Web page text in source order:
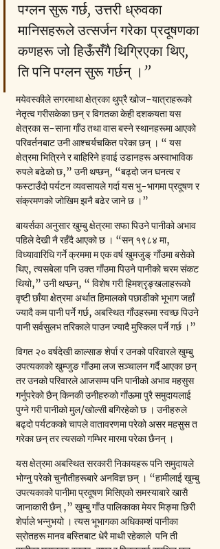
पग्लन सुरू गर्छ, उत्तरी ध्रुवका
मानिसहरूले उत्सर्जन गरेका प्रदूषणका
कणहरू जो हिऊँसँगै थिग्रिएका थिए,
ति पनि पग्लन सुरू गर्छन् ।”
मयेवस्कीले सगरमाथा क्षेत्रका थुप्रै खोज-यात्राहरूको
नेतृत्व गरीसकेका छन् र विगतका केही दशकयता यस
क्षेत्रका स-साना गाँउ तथा वास बस्ने स्थानहरूमा आएको
परिवर्तनबाट उनी आश्चर्यचकित परेका छन् । “ यस
क्षेत्रमा भित्रिने र बाहिरिने हवाई उडानहरू अस्वाभाविक
रुपले बढेको छ,” उनी थप्छन्, “बढ्दो जन घनत्व र
फस्टाउँदो पर्यटन व्यवसायले गर्दा यस भु-भागमा प्रदूषण र
संक्रमणको जोखिम झनै बढेर जाने छ ।”
बायर्सका अनुसार खुम्बु क्षेत्रमा सफा पिउने पानीको अभाव
पहिले देखी नै रहँदै आएको छ । “सन् १९८४ मा,
विध्यावारिधि गर्ने क्रममा म एक वर्ष खुमजुङ् गाँउमा बसेको
थिए, त्यसबेला पनि उक्त गाँउमा पिउने पानीको चरम संकट
थियो,” उनी थप्छन्, “ विशेष गरी हिमश्रृङ्खलाहरूको
वृष्टी छाँया क्षेत्रमा अर्थात हिमालको पछाडीको भूभाग जहाँ
ज्यादै कम पानी पर्ने गर्छ, अबस्थित गाँउहरूमा स्वच्छ पिउने
पानी सर्वसुलभ तरिकाले पाउन ज्यादै मुस्किल पर्ने गर्छ ।”
विगत २० वर्षदेखी काल्साङ शेर्पा र उनको परिवारले खुम्बु
उपत्यकाको खुम्जुङ गाँउमा लज सञ्चालन गर्दै आएका छन्
तर उनको परिवारले आजसम्म पनि पानीको अभाव महसुस
गर्नुपरेको छैन् किनकी उनीहरुको गाँऊमा पुरै समुदायलाई
पुग्ने गरी पानीको मुल/खोल्सी बगिरहेको छ । उनीहरुले
बढ्दो पर्यटकको चापले वातावरणमा परेको असर महसुस त
गरेका छन् तर त्यसको गम्भिर मारमा परेका छैनन् ।
यस क्षेत्रमा अबस्थित सरकारी निकायहरू पनि समुदायले
भोग्नु परेको चुनौतीहरूबारे अनविज्ञ छन् । “हामीलाई खुम्बु
उपत्यकाको पानीमा प्रदूषण मिसिएको समस्याबारे खासै
जानाकारी छैन् ,” खुम्बु गाँउ पालिकाका मेयर मिङ्मा छिरी
शेर्पाले भन्नुभयो । त्यस भूभागका अधिकाम्शं पानीका
स्रोतहरू मानव बस्तिबाट धेरै माथी रहेकाले  पनि ती